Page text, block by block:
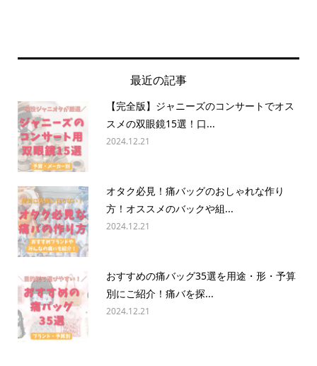
最近の記事
【完全版】ジャニーズのコンサートでオス
スメの双眼鏡15選！口...
2024.12.21
オタク必見！痛バッグのおしゃれな作り
方！オススメのバックや組...
2024.12.21
おすすめの痛バッグ35選を用途・形・予算
別にご紹介！痛バを探...
2024.12.21